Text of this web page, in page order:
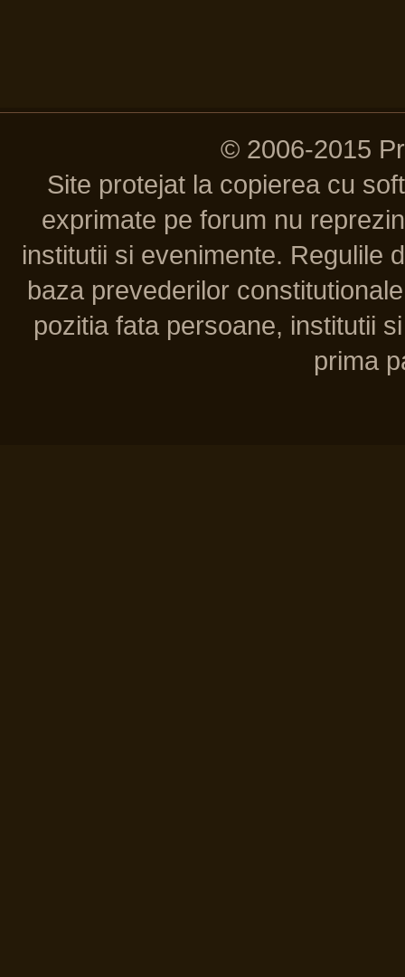
© 2006-2015
Site protejat la copierea cu
exprimate pe forum nu
institutii si evenimente. Regulile
baza prevederilor
pozitia fata persoane, institutii
prima